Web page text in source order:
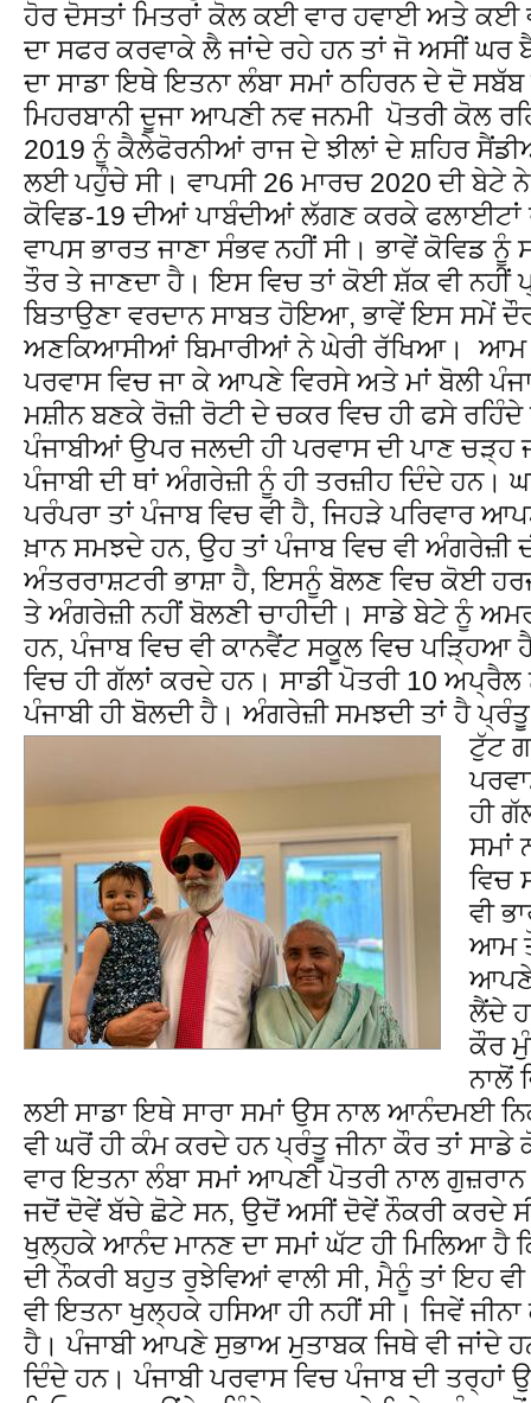
ਹੋਰ ਦੋਸਤਾਂ ਮਿਤਰਾਂ ਕੋਲ ਕਈ ਵਾਰ ਹਵਾਈ ਅਤੇ ਕਈ
ਦਾ ਸਫਰ ਕਰਵਾਕੇ ਲੈ ਜਾਂਦੇ ਰਹੇ ਹਨ ਤਾਂ ਜੋ ਅਸੀਂ ਘਰ
ਦਾ ਸਾਡਾ ਇਥੇ ਇਤਨਾ ਲੰਬਾ ਸਮਾਂ ਠਹਿਰਨ ਦੇ ਦੋ
ਮਿਹਰਬਾਨੀ ਦੂਜਾ ਆਪਣੀ ਨਵ ਜਨਮੀ ਪੋਤਰੀ ਕੋਲ
2019 ਨੂੰ ਕੈਲੇਫੋਰਨੀਆਂ ਰਾਜ ਦੇ ਝੀਲਾਂ ਦੇ ਸ਼ਹਿਰ
ਲਈ ਪਹੁੰਚੇ ਸੀ। ਵਾਪਸੀ 26 ਮਾਰਚ 2020 ਦੀ
ਕੋਵਿਡ-19 ਦੀਆਂ ਪਾਬੰਦੀਆਂ ਲੱਗਣ ਕਰਕੇ
ਵਾਪਸ ਭਾਰਤ ਜਾਣਾ ਸੰਭਵ ਨਹੀਂ ਸੀ। ਭਾਵੇਂ ਕੋਵਿਡ ਨੂੰ
ਤੌਰ ਤੇ ਜਾਣਦਾ ਹੈ। ਇਸ ਵਿਚ ਤਾਂ ਕੋਈ ਸ਼ੱਕ ਵੀ ਨਹੀਂ
ਬਿਤਾਉਣਾ ਵਰਦਾਨ ਸਾਬਤ ਹੋਇਆ, ਭਾਵੇਂ ਇਸ ਸਮੇਂ
ਅਣਕਿਆਸੀਆਂ ਬਿਮਾਰੀਆਂ ਨੇ ਘੇਰੀ ਰੱਖਿਆ। ਆਮ
ਪਰਵਾਸ ਵਿਚ ਜਾ ਕੇ ਆਪਣੇ ਵਿਰਸੇ ਅਤੇ ਮਾਂ ਬੋਲੀ
ਮਸ਼ੀਨ ਬਣਕੇ ਰੋਜ਼ੀ ਰੋਟੀ ਦੇ ਚਕਰ ਵਿਚ ਹੀ ਫਸੇ ਰਹਿੰਦੇ
ਪੰਜਾਬੀਆਂ ਉਪਰ ਜਲਦੀ ਹੀ ਪਰਵਾਸ ਦੀ ਪਾਣ ਚੜ੍ਹ
ਪੰਜਾਬੀ ਦੀ ਥਾਂ ਅੰਗਰੇਜ਼ੀ ਨੂੰ ਹੀ ਤਰਜ਼ੀਹ ਦਿੰਦੇ ਹਨ।
ਪਰੰਪਰਾ ਤਾਂ ਪੰਜਾਬ ਵਿਚ ਵੀ ਹੈ, ਜਿਹੜੇ ਪਰਿਵਾਰ
ਖ਼ਾਨ ਸਮਝਦੇ ਹਨ, ਉਹ ਤਾਂ ਪੰਜਾਬ ਵਿਚ ਵੀ ਅੰਗਰੇਜ਼ੀ
ਅੰਤਰਰਾਸ਼ਟਰੀ ਭਾਸ਼ਾ ਹੈ, ਇਸਨੂੰ ਬੋਲਣ ਵਿਚ ਕੋਈ
ਤੇ ਅੰਗਰੇਜ਼ੀ ਨਹੀਂ ਬੋਲਣੀ ਚਾਹੀਦੀ। ਸਾਡੇ ਬੇਟੇ ਨੂੰ
ਹਨ, ਪੰਜਾਬ ਵਿਚ ਵੀ ਕਾਨਵੈਂਟ ਸਕੂਲ ਵਿਚ ਪੜਿ੍ਹਆ
ਵਿਚ ਹੀ ਗੱਲਾਂ ਕਰਦੇ ਹਨ। ਸਾਡੀ ਪੋਤਰੀ 10
ਪੰਜਾਬੀ ਹੀ ਬੋਲਦੀ ਹੈ। ਅੰਗਰੇਜ਼ੀ ਸਮਝਦੀ ਤਾਂ ਹੈ
ਟੁੱਟ
ਹੀ
ਸਮਾਂ
ਵਿਚ
ਵੀ
ਆਮ
ਆਪਣੇ
ਲੈਂਦੇ
ਕੌਰ
ਨਾਲੋਂ
ਲਈ ਸਾਡਾ ਇਥੇ ਸਾਰਾ ਸਮਾਂ ਉਸ ਨਾਲ ਆਨੰਦਮਈ
ਵੀ ਘਰੋਂ ਹੀ ਕੰਮ ਕਰਦੇ ਹਨ ਪ੍ਰੰਤੂ ਜੀਨਾ ਕੌਰ ਤਾਂ ਸਾਡੇ
ਵਾਰ ਇਤਨਾ ਲੰਬਾ ਸਮਾਂ ਆਪਣੀ ਪੋਤਰੀ ਨਾਲ
ਜਦੋਂ ਦੋਵੇਂ ਬੱਚੇ ਛੋਟੇ ਸਨ, ਉਦੋਂ ਅਸੀਂ ਦੋਵੇਂ ਨੌਕਰੀ ਕਰਦੇ
ਖੁਲ੍ਹਕੇ ਆਨੰਦ ਮਾਨਣ ਦਾ ਸਮਾਂ ਘੱਟ ਹੀ ਮਿਲਿਆ ਹੈ
ਦੀ ਨੌਕਰੀ ਬਹੁਤ ਰੁਝੇਵਿਆਂ ਵਾਲੀ ਸੀ, ਮੈਨੂੰ ਤਾਂ ਇਹ
ਵੀ ਇਤਨਾ ਖੁਲ੍ਹਕੇ ਹਸਿਆ ਹੀ ਨਹੀਂ ਸੀ। ਜਿਵੇਂ
ਹੈ। ਪੰਜਾਬੀ ਆਪਣੇ ਸੁਭਾਅ ਮੁਤਾਬਕ ਜਿਥੇ ਵੀ ਜਾਂਦੇ
ਦਿੰਦੇ ਹਨ। ਪੰਜਾਬੀ ਪਰਵਾਸ ਵਿਚ ਪੰਜਾਬ ਦੀ